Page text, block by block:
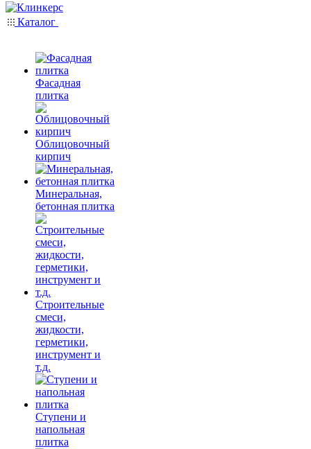
Каталог
Фасадная
плитка
Облицовочный
кирпич
Минеральная,
бетонная плитка
Строительные
смеси,
жидкости,
герметики,
инструмент и
т.д.
Ступени и
напольная
плитка